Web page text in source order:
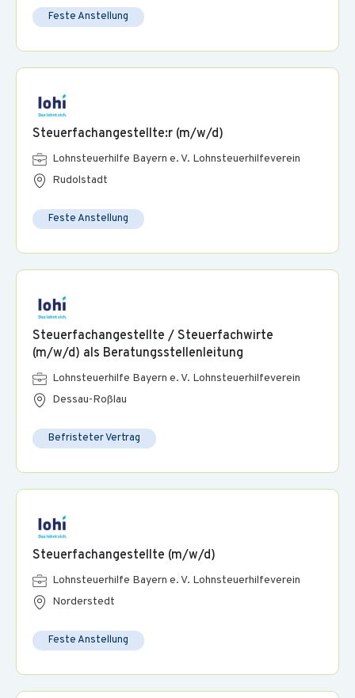
Feste Anstellung
Steuerfachangestellte:r (m/w/d)
Lohnsteuerhilfe Bayern e. V. Lohnsteuerhilfeverein
Rudolstadt
Feste Anstellung
Steuerfachangestellte / Steuerfachwirte
(m/w/d) als Beratungsstellenleitung
Lohnsteuerhilfe Bayern e. V. Lohnsteuerhilfeverein
Dessau-Roßlau
Befristeter Vertrag
Steuerfachangestellte (m/w/d)
Lohnsteuerhilfe Bayern e. V. Lohnsteuerhilfeverein
Norderstedt
Feste Anstellung